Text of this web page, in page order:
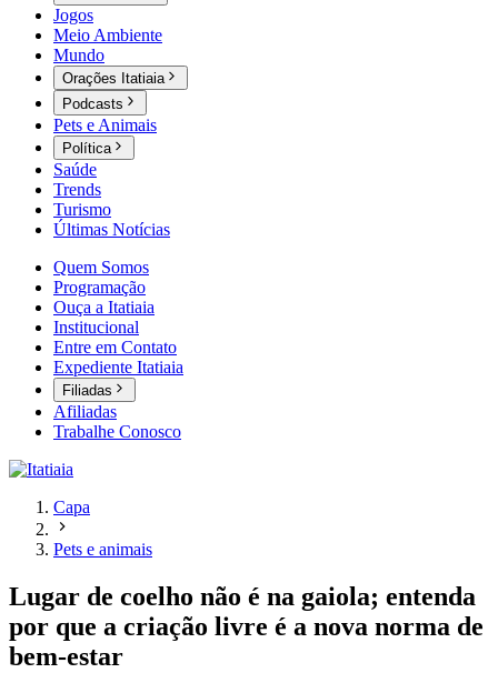
Jogos
Meio Ambiente
Mundo
Orações Itatiaia
Podcasts
Pets e Animais
Política
Saúde
Trends
Turismo
Últimas Notícias
Quem Somos
Programação
Ouça a Itatiaia
Institucional
Entre em Contato
Expediente Itatiaia
Filiadas
Afiliadas
Trabalhe Conosco
Capa
Pets e animais
Lugar de coelho não é na gaiola; entenda
por que a criação livre é a nova norma de
bem-estar